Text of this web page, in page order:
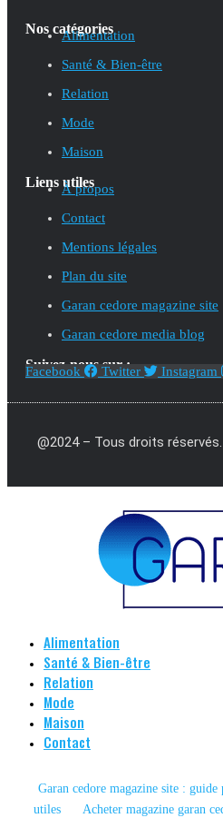
Nos catégories
Alimentation
Santé & Bien-être
Relation
Mode
Maison
Liens utiles
À propos
Contact
Mentions légales
Plan du site
Garan cedore magazine site
Garan cedore media blog
Suivez-nous sur :
Facebook Twitter Instagram
@2024 – Tous droits réservés.
Alimentation
Santé & Bien-être
Relation
Mode
Maison
Contact
Garan cedore magazine site :
utiles
Acheter magazine garan